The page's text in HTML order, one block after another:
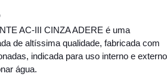
AC-III CINZA ADERE é uma
de altíssima qualidade, fabricada com
indicada para uso interno e
água.